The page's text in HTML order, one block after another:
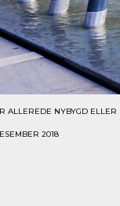
ALLEREDE NYBYGD ELLER
2018